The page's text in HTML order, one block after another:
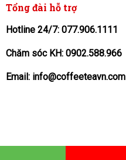
Tổng đài hỗ trợ
Hotline 24/7: 077.906.1111
Chăm sóc KH: 0902.588.966
Email: info@coffeeteavn.com